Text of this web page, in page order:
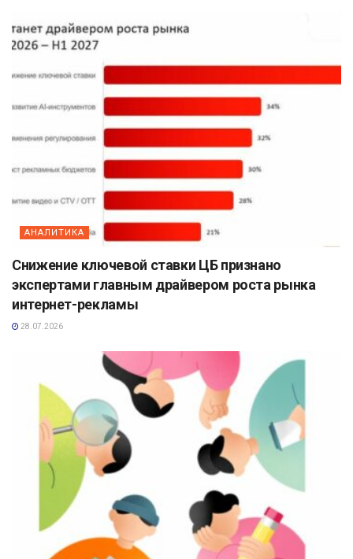
АНАЛИТИКА
Снижение ключевой ставки ЦБ признано
экспертами главным драйвером роста рынка
интернет-рекламы
28.07.2026